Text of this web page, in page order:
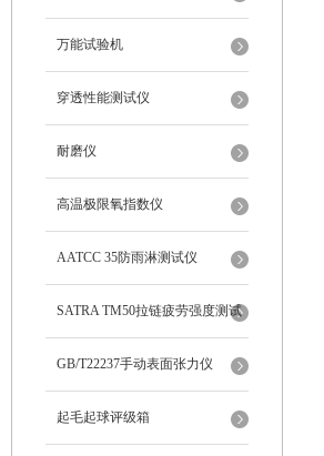
万能试验机
穿透性能测试仪
耐磨仪
高温极限氧指数仪
AATCC 35防雨淋测试仪
SATRA TM50拉链疲劳强度测试
仪
GB/T22237手动表面张力仪
起毛起球评级箱